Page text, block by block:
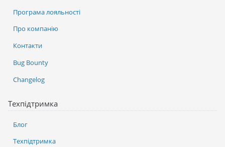
Програма лояльності
Про компанію
Контакти
Bug Bounty
Changelog
Техпідтримка
Блог
Техпідтримка